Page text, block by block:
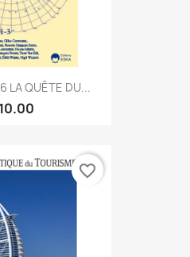
LA QUÊTE DU...
favorite_border